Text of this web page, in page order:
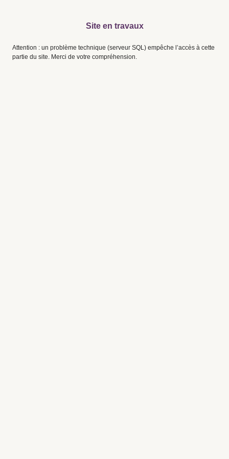
Site en travaux
Attention : un problème technique (serveur SQL) empêche l’accès à cette
partie du site. Merci de votre compréhension.